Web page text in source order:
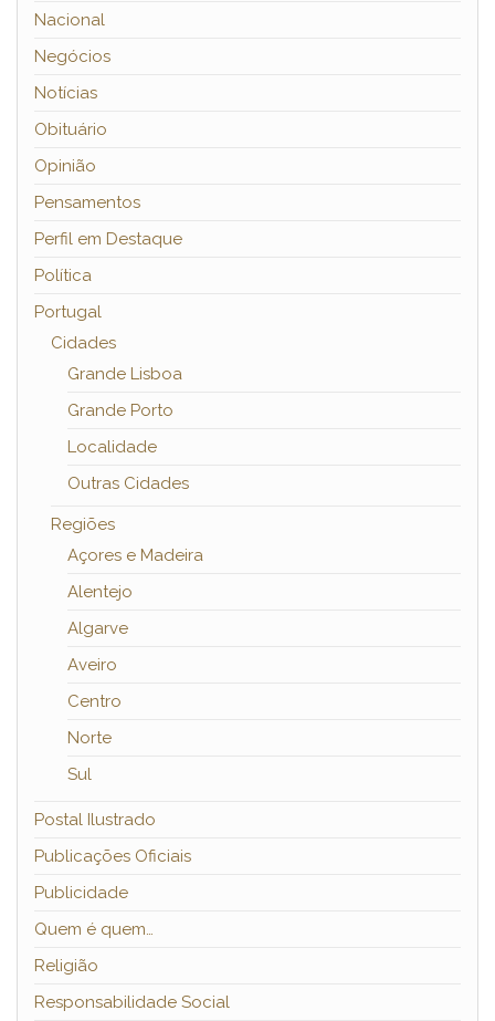
Nacional
Negócios
Notícias
Obituário
Opinião
Pensamentos
Perfil em Destaque
Política
Portugal
Cidades
Grande Lisboa
Grande Porto
Localidade
Outras Cidades
Regiões
Açores e Madeira
Alentejo
Algarve
Aveiro
Centro
Norte
Sul
Postal Ilustrado
Publicações Oficiais
Publicidade
Quem é quem…
Religião
Responsabilidade Social